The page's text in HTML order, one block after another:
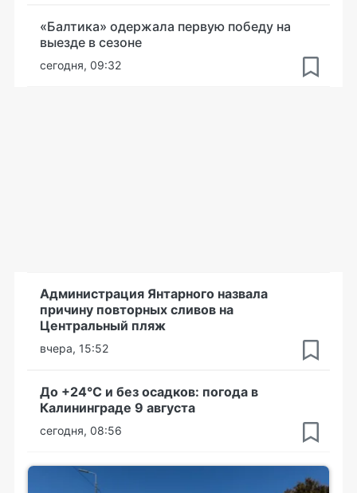
«Балтика» одержала первую победу на
выезде в сезоне
сегодня, 09:32
Администрация Янтарного назвала
причину повторных сливов на
Центральный пляж
вчера, 15:52
До +24°С и без осадков: погода в
Калининграде 9 августа
сегодня, 08:56